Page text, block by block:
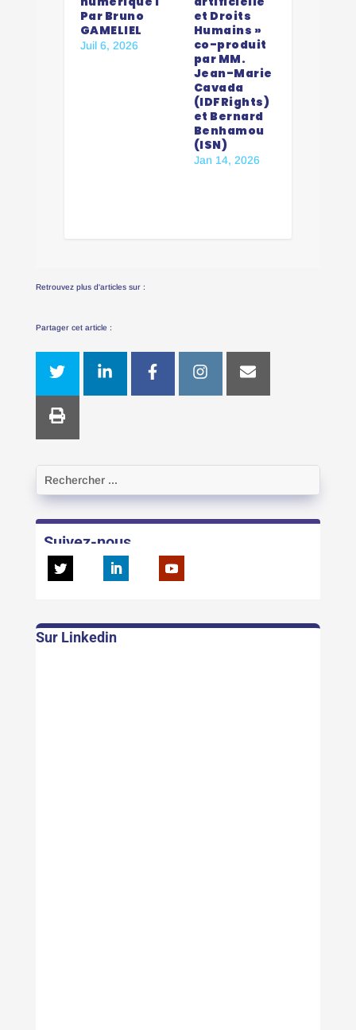
Par Bruno
GAMELIEL
Juil 6, 2026
et Droits
Humains »
co-produit
par MM.
Jean-Marie
Cavada
(IDFRights)
et Bernard
Benhamou
(ISN)
Jan 14, 2026
Retrouvez plus d'articles sur :
Partager cet article :
Suivez-nous
Sur Linkedin